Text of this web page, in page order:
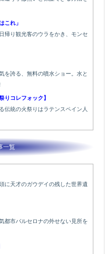
これ」
帰り観光客のウラをかき、モンセ
を誇る、無料の噴水ショー。水と
りコレフォック】
伝統の火祭りはラテンスペイン人
一覧
に天才のガウデイの残した世界遺
都市バルセロナの外せない見所を